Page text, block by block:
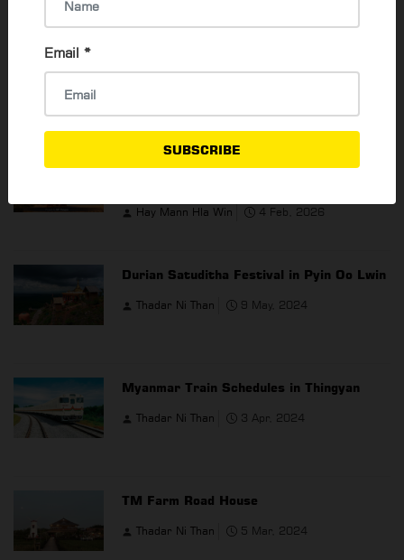
Email *
SUBSCRIBE
YOU MAY ALSO LIKE
Best Myanmar Domestic Getaways for
Hay Mann Hla Win 4 Feb, 2026
Durian Satuditha Festival in Pyin Oo Lwin
Thadar Ni Than 9 May, 2024
Myanmar Train Schedules in Thingyan
Thadar Ni Than 3 Apr, 2024
TM Farm Road House
Thadar Ni Than 5 Mar, 2024